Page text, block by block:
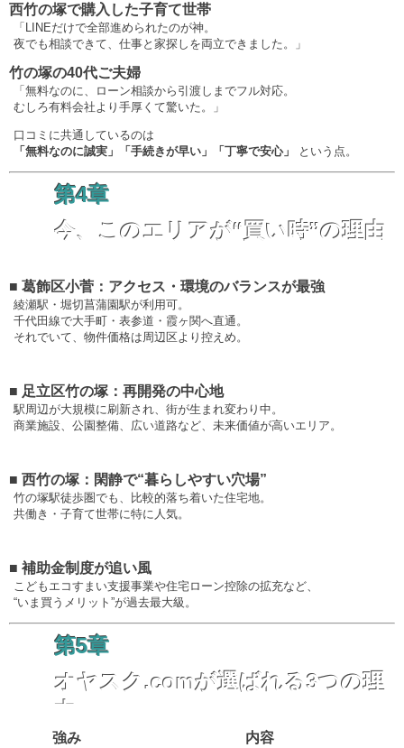
西竹の塚で購入した子育て世帯
「LINEだけで全部進められたのが神。
夜でも相談できて、仕事と家探しを両立できました。」
竹の塚の40代ご夫婦
「無料なのに、ローン相談から引渡しまでフル対応。
むしろ有料会社より手厚くて驚いた。」
口コミに共通しているのは
「無料なのに誠実」「手続きが早い」「丁寧で安心」
という点。
第4章
今、このエリアが“買い時”の理由
■ 葛飾区小菅：アクセス・環境のバランスが最強
綾瀬駅・堀切菖蒲園駅が利用可。
千代田線で大手町・表参道・霞ヶ関へ直通。
それでいて、物件価格は周辺区より控えめ。
■ 足立区竹の塚：再開発の中心地
駅周辺が大規模に刷新され、街が生まれ変わり中。
商業施設、公園整備、広い道路など、未来価値が高いエリア。
■ 西竹の塚：閑静で“暮らしやすい穴場”
竹の塚駅徒歩圏でも、比較的落ち着いた住宅地。
共働き・子育て世帯に特に人気。
■ 補助金制度が追い風
こどもエコすまい支援事業や住宅ローン控除の拡充など、
“いま買うメリット”が過去最大級。
第5章
オヤスク.comが選ばれる3つの理
由
強み
内容